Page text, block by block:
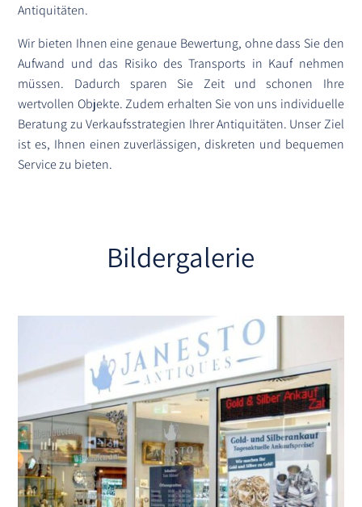
Antiquitäten.
Wir bieten Ihnen eine genaue Bewertung, ohne dass Sie den
Aufwand und das Risiko des Transports in Kauf nehmen
müssen. Dadurch sparen Sie Zeit und schonen Ihre
wertvollen Objekte. Zudem erhalten Sie von uns individuelle
Beratung zu Verkaufsstrategien Ihrer Antiquitäten. Unser Ziel
ist es, Ihnen einen zuverlässigen, diskreten und bequemen
Service zu bieten.
Bildergalerie